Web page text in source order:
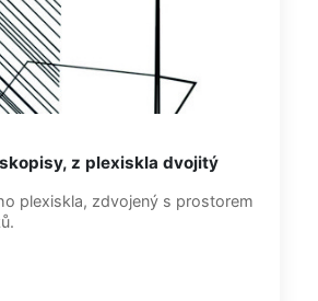
z plexiskla dvojitý
plexiskla, zdvojený s prostorem